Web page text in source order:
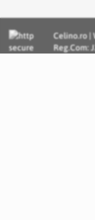
Celino.ro |
Reg.Com: